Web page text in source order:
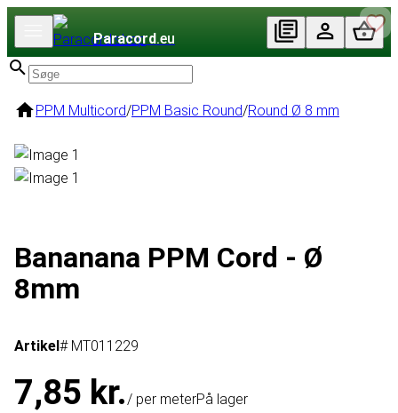
Paracord.eu
PPM Multicord/PPM Basic Round/Round Ø 8 mm
Bananana PPM Cord - Ø
8mm
Artikel# MT011229
7,85 kr./ per meterPå lager